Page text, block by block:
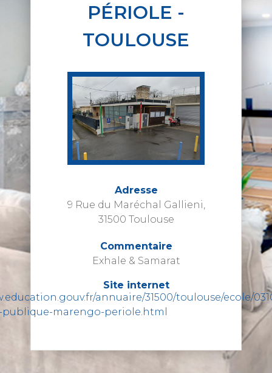
PÉRIOLE -
TOULOUSE
Adresse
9 Rue du Maréchal Gallieni,
31500 Toulouse
Commentaire
Exhale & Samarat
Site internet
annuaire/31500/toulouse/ecole/
marengo-periole.html